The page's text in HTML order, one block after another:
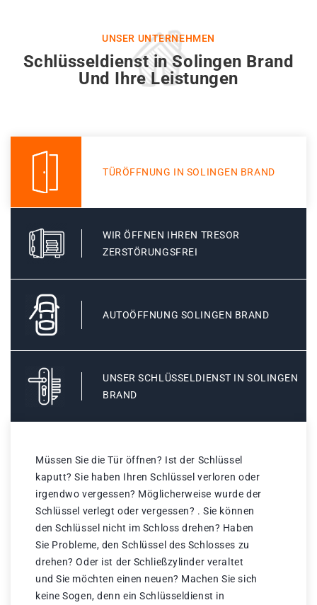
UNSER UNTERNEHMEN
Schlüsseldienst in Solingen Brand
Und Ihre Leistungen
TÜRÖFFNUNG IN SOLINGEN BRAND
WIR ÖFFNEN IHREN TRESOR
ZERSTÖRUNGSFREI
AUTOÖFFNUNG SOLINGEN BRAND
UNSER SCHLÜSSELDIENST IN SOLINGEN
BRAND
Müssen Sie die Tür öffnen? Ist der Schlüssel
kaputt? Sie haben Ihren Schlüssel verloren oder
irgendwo vergessen? Möglicherweise wurde der
Schlüssel verlegt oder vergessen? . Sie können
den Schlüssel nicht im Schloss drehen? Haben
Sie Probleme, den Schlüssel des Schlosses zu
drehen? Oder ist der Schließzylinder veraltet
und Sie möchten einen neuen? Machen Sie sich
keine Sogen, denn ein Schlüsseldienst in